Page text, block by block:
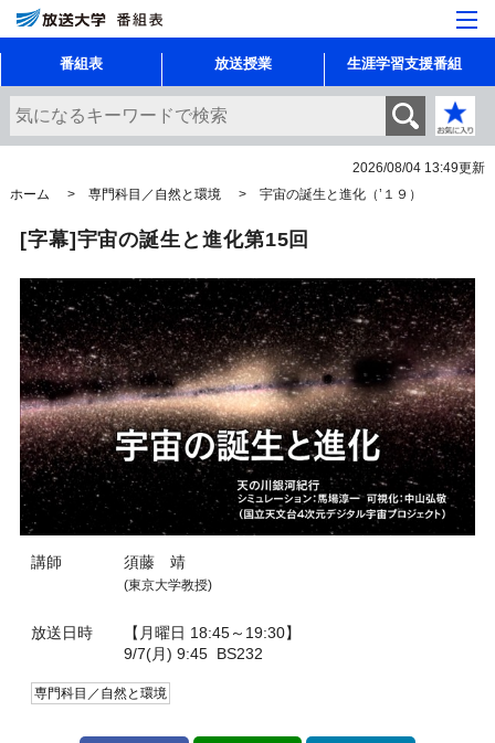
番組表 放送授業 生涯学習支援番組
2026/08/04 13:49更新
ホーム
専門科目／自然と環境 宇宙の誕生と進化（’１９）
[字幕]宇宙の誕生と進化第15回
講師 須藤 靖
(東京大学教授)
放送日時
【月曜日 18:45～19:30】
9/7(月) 9:45BS232
専門科目／自然と環境